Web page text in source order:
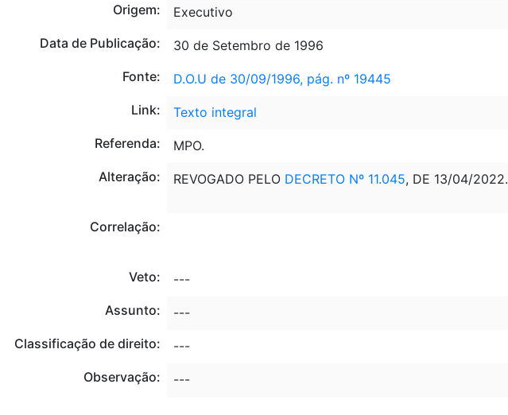
Origem:
Executivo
Data de Publicação:
30 de Setembro de 1996
Fonte:
D.O.U de 30/09/1996, pág. nº 19445
Link:
Texto integral
Referenda:
MPO.
Alteração:
REVOGADO PELO DECRETO Nº 11.045, DE 13/04/2022.
Correlação:
Veto:
---
Assunto:
---
Classificação de direito:
---
Observação:
---